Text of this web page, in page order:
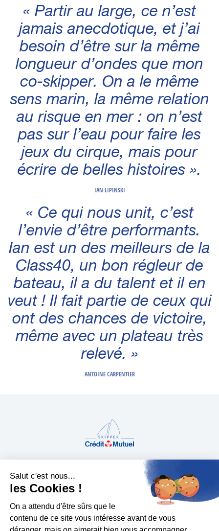
« Partir au large, ce n’est
jamais anecdotique, et j’ai
besoin d’être sur la même
longueur d’ondes que mon
co-skipper. On a le même
sens marin, la même relation
au risque en mer : on n’est
pas sur l’eau pour faire les
jeux du cirque, mais pour
écrire de belles histoires ».
IAN LIPINSKI
« Ce qui nous unit, c’est
l’envie d’être performants.
Ian est un des meilleurs de la
Class40, un bon régleur de
bateau, il a du talent et il en
veut ! Il fait partie de ceux qui
ont des chances de victoire,
même avec un plateau très
relevé. »
ANTOINE CARPENTIER
MENTIONS LÉGALES
ACCESSIBILITÉ : NON CONFORME |
Salut c'est nous...
les Cookies !
On a attendu d'être sûrs que le
contenu de ce site vous intéresse avant de vous